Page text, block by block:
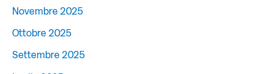
Novembre 2025
Ottobre 2025
Settembre 2025